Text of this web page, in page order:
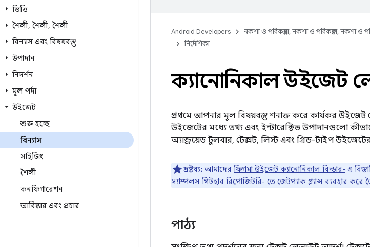
ভিত্তি
শৈলী, শৈলী, শৈলী
বিন্যাস এবং বিষয়বস্তু
উপাদান
নিদর্শন
মূল পর্দা
উইজেট
শুরু হচ্ছে
বিন্যাস
সাইজিং
শৈলী
কনফিগারেশন
আবিষ্কার এবং প্রচার
Android Developers নকশা ও পরিকল্পনা, নকশা ও পরিকল্পনা, নকশা ও
নির্দেশিকা
ক্যানোনিকাল উইজেট
প্রথমে আপনার মূল বিষয়বস্তু শনাক্ত করে কার্যকর
উইজেটের মধ্যে তথ্য এবং ইন্টারেক্টিভ উপাদানগুলো
অ্যান্ড্রয়েড টুলবার, টেক্সট, লিস্ট এবং গ্রিড-টাইপ
দ্রষ্টব্য: আমাদের ফিগমা উইজেট ক্যানোনিকাল বিল্ডার- এ
স্যাম্পলস গিটহাব রিপোজিটরি- তে জেটপ্যাক গ্ল্যান্স ব্যবহার
পাঠ্য